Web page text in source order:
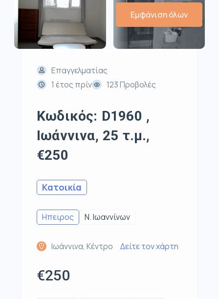
Εμφάνιση όλων
Επαγγελματίας
1 έτος πρίν
123 Προβολές
Κωδικός: D1960 ,
Ιωάννινα, 25 τ.μ.,
€250
Κατοικία
Ηπειρος Ν. Ιωαννίνων
Ιωάννινα, Κέντρο Δείτε τον χάρτη
€250